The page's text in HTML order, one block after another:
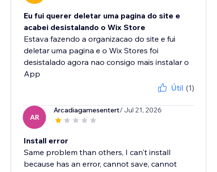
Eu fui querer deletar uma pagina do site e
acabei desistalando o Wix Store
Estava fazendo a organizacao do site e fui
deletar uma pagina e o Wix Stores foi
desistalado agora nao consigo mais instalar o
App
Útil (1)
AR
Arcadiagamesentert/ Jul 21, 2026
Install error
Same problem than others, I can't install
because has an error, cannot save, cannot